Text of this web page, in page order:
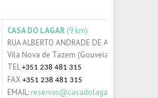
CASA DO LAGAR (9 km)
RUA ALBERTO ANDRADE DE
Vila Nova de Tazem (Gouveia)
TEL+351 238 481 315
FAX +351 238 481 315
EMAIL: reservas@casadolagardetazem.pt